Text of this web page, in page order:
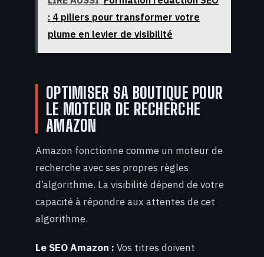
: 4 piliers pour transformer votre
plume en levier de visibilité
OPTIMISER SA BOUTIQUE POUR
LE MOTEUR DE RECHERCHE
AMAZON
Amazon fonctionne comme un moteur de
recherche avec ses propres règles
d’algorithme. La visibilité dépend de votre
capacité à répondre aux attentes de cet
algorithme.
Le SEO Amazon : Vos titres doivent